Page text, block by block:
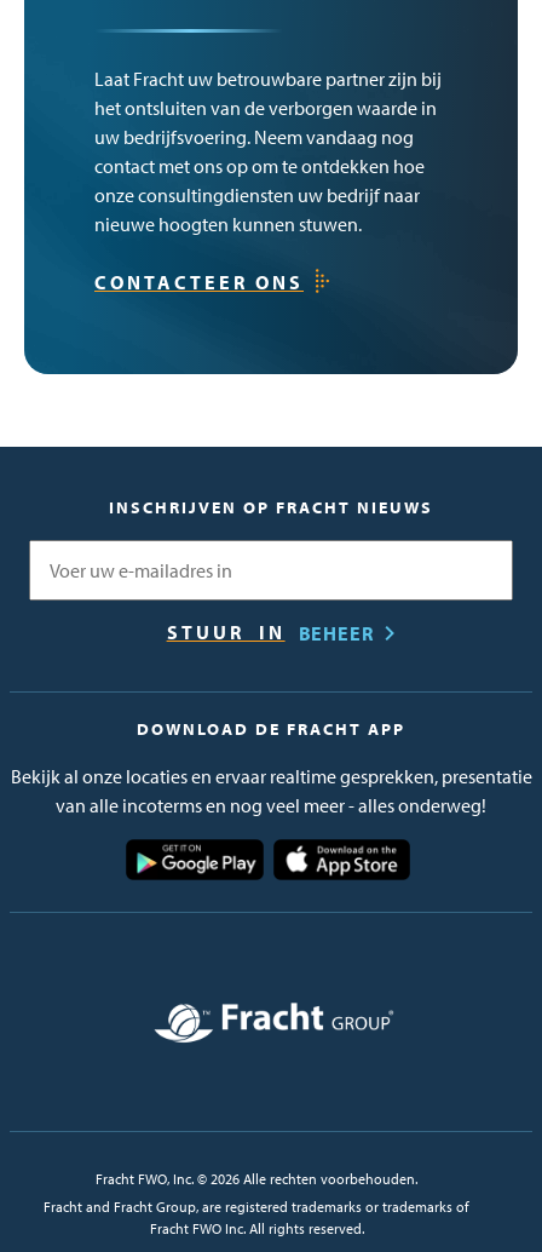
Laat Fracht uw betrouwbare partner zijn bij
het ontsluiten van de verborgen waarde in
uw bedrijfsvoering. Neem vandaag nog
contact met ons op om te ontdekken hoe
onze consultingdiensten uw bedrijf naar
nieuwe hoogten kunnen stuwen.
CONTACTEER ONS
INSCHRIJVEN OP FRACHT NIEUWS
BEHEER
DOWNLOAD DE FRACHT APP
Bekijk al onze locaties en ervaar realtime gesprekken, presentatie
van alle incoterms en nog veel meer - alles onderweg!
Afbeelding
Afbeelding
Fracht FWO, Inc. © 2026 Alle rechten voorbehouden.
Fracht and Fracht Group, are registered trademarks or trademarks of
Fracht FWO Inc. All rights reserved.